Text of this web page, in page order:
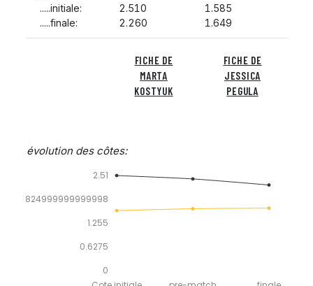
.....initiale:
.....finale:
2.510
2.260
1.585
1.649
FICHE DE
MARTA
KOSTYUK
FICHE DE
JESSICA
PEGULA
évolution des côtes:
0
0.6275
1.255
1.8824999999999998
2.51